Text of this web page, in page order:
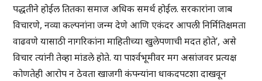
पद्धतीने होईल तितका समाज अधिक समर्थ होईल. सरकारांना जाब
विचारणे, नव्या कल्पनांना जन्म देणे आणि एकंदर आपली निर्मितिक्षमता
वाढवणे यासाठी नागरिकांना माहितीच्या खुलेपणाची मदत होते’, असे
विचार त्यांनी तेव्हा मांडले होते. या पार्श्वभूमीवर मग असांजवर प्रत्यक्ष
कोणतेही आरोप न ठेवता खाजगी कंपन्यांना धाकदपटशा दाखवून